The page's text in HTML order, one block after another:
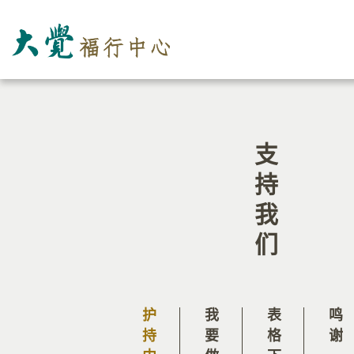
支持我们
鸣谢